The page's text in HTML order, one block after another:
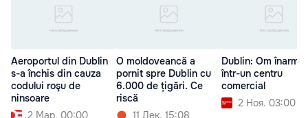
Aeroportul din Dublin
s-a închis din cauza
codului roşu de
ninsoare
2 Мар. 00:00
O moldoveancă a
pornit spre Dublin cu
6.000 de țigări. Ce
riscă
11 Дек. 15:08
Dublin: Om înarmat
într-un centru
comercial
2 Ноя. 03:00